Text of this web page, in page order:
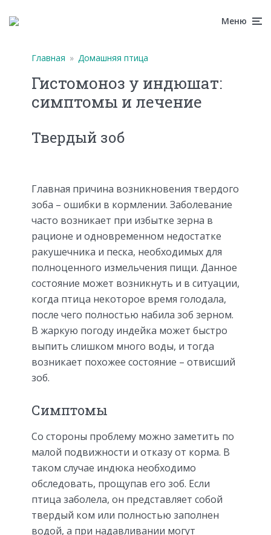
Меню
Главная » Домашняя птица
Гистомоноз у индюшат:
симптомы и лечение
Твердый зоб
Главная причина возникновения твердого
зоба – ошибки в кормлении. Заболевание
часто возникает при избытке зерна в
рационе и одновременном недостатке
ракушечника и песка, необходимых для
полноценного измельчения пищи. Данное
состояние может возникнуть и в ситуации,
когда птица некоторое время голодала,
после чего полностью набила зоб зерном.
В жаркую погоду индейка может быстро
выпить слишком много воды, и тогда
возникает похожее состояние – отвисший
зоб.
Симптомы
Со стороны проблему можно заметить по
малой подвижности и отказу от корма. В
таком случае индюка необходимо
обследовать, прощупав его зоб. Если
птица заболела, он представляет собой
твердый ком или полностью заполнен
водой, а при надавливании могут